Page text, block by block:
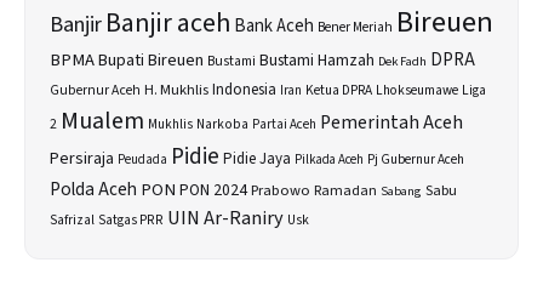
BanjirBanjir aceh Bank Aceh Bener Meriah Bireuen
BPMABupati Bireuen Bustami Bustami Hamzah Dek Fadh DPRA
Gubernur Aceh H. MukhlisIndonesia Iran Ketua DPRA Lhokseumawe Liga
2 Mualem Mukhlis Narkoba Partai Aceh Pemerintah Aceh
Persiraja Peudada Pidie Pidie Jaya Pilkada Aceh Pj Gubernur Aceh
Polda Aceh PON PON 2024Prabowo Ramadan Sabang Sabu
Safrizal Satgas PRR UIN Ar-Raniry Usk